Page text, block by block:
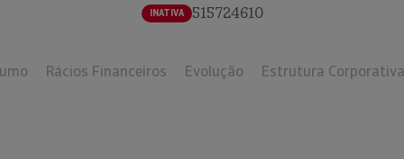
INATIVA 515724610
Rácios Financeiros Evolução Estrutura Corporativa